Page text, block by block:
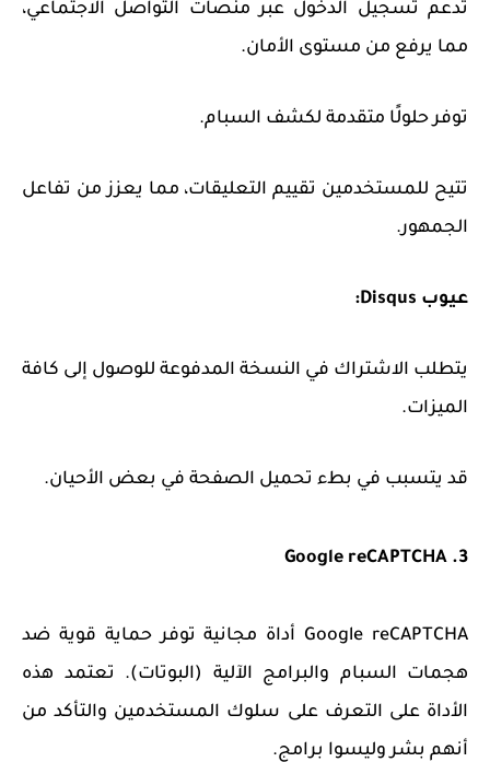
تدعم تسجيل الدخول عبر منصات التواصل الاجتماعي،
مما يرفع من مستوى الأمان.
توفر حلولًا متقدمة لكشف السبام.
تتيح للمستخدمين تقييم التعليقات، مما يعزز من تفاعل
الجمهور.
عيوب Disqus:
يتطلب الاشتراك في النسخة المدفوعة للوصول إلى كافة
الميزات.
قد يتسبب في بطء تحميل الصفحة في بعض الأحيان.
3. Google reCAPTCHA
Google reCAPTCHA أداة مجانية توفر حماية قوية ضد
هجمات السبام والبرامج الآلية (البوتات). تعتمد هذه
الأداة على التعرف على سلوك المستخدمين والتأكد من
أنهم بشر وليسوا برامج.